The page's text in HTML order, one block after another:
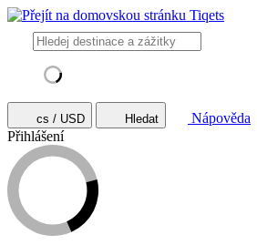
cs / USD Hledat
Nápověda
Přihlášení